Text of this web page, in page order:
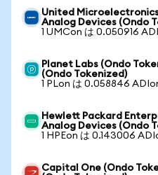
United
Analog Devices (Ondo
1 UMCon は 0.050916
Planet Labs (Ondo
(Ondo Tokenized)
1 PLon は 0.058846
Hewlett Packard
Analog Devices (Ondo
1 HPEon は 0.143006
Capital One (Ondo